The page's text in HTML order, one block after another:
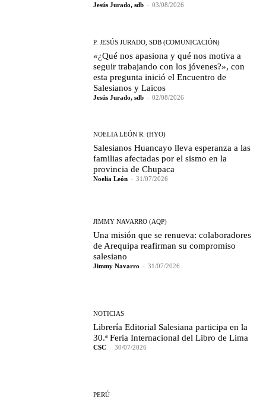
Jesús Jurado, sdb - 03/08/2026
P. JESÚS JURADO, SDB (COMUNICACIÓN)
«¿Qué nos apasiona y qué nos motiva a
seguir trabajando con los jóvenes?», con
esta pregunta inició el Encuentro de
Salesianos y Laicos
Jesús Jurado, sdb - 02/08/2026
NOELIA LEÓN R. (HYO)
Salesianos Huancayo lleva esperanza a las
familias afectadas por el sismo en la
provincia de Chupaca
Noelia León - 31/07/2026
JIMMY NAVARRO (AQP)
Una misión que se renueva: colaboradores
de Arequipa reafirman su compromiso
salesiano
Jimmy Navarro - 31/07/2026
NOTICIAS
Librería Editorial Salesiana participa en la
30.ª Feria Internacional del Libro de Lima
CSC - 30/07/2026
PERÚ